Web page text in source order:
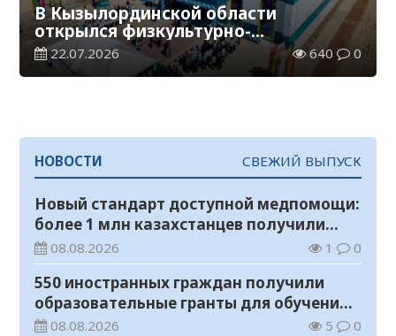
В Кызылординской области
открылся физкультурно-
оздоровительный комплекс
22.07.2026 640 0
НОВОСТИ СВЕЖИЙ ВЫПУСК
Новый стандарт доступной медпомощи:
более 1 млн казахстанцев получили
телемедицинские услуги
08.08.2026 1 0
550 иностранных граждан получили
образовательные гранты для обучения в
Казахстане
08.08.2026 5 0